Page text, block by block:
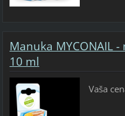
Manuka MYCONAIL
10 ml
Vaša